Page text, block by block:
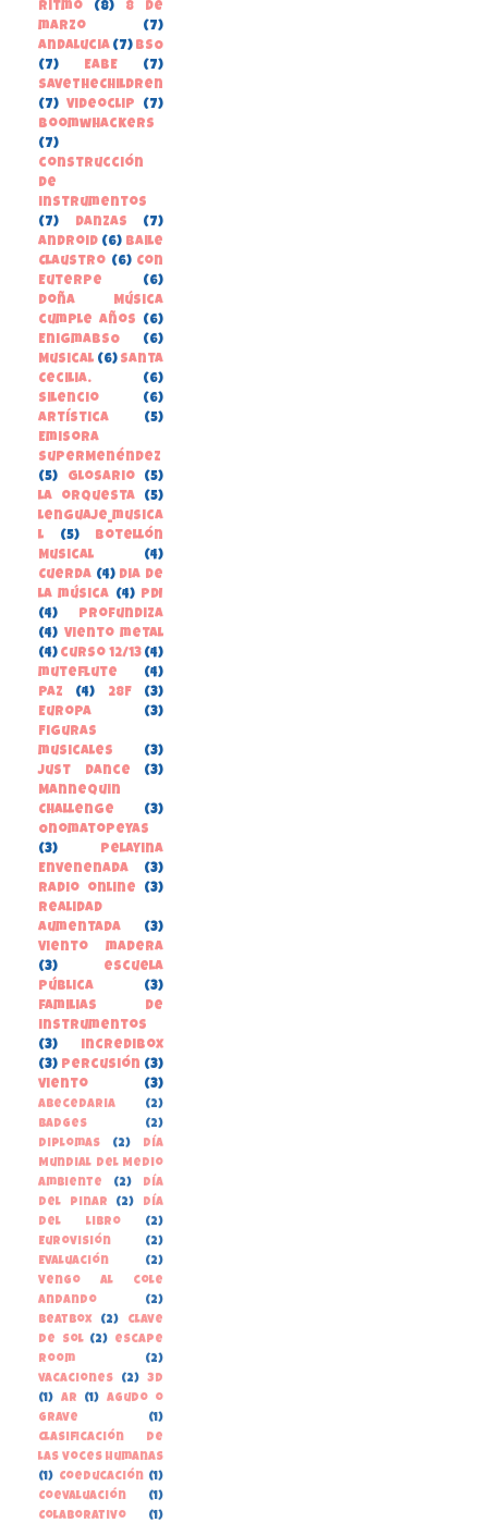
Ritmo (8)
8 de
marzo
(7)
Andalucia (7) BSO
(7)
EABE
(7)
SaveTheChildren
(7) Videoclip
(7)
boomwhackers
(7)
construcción
de
instrumentos
(7)
danzas
(7)
Android (6) Baile
Claustro (6) Con
Euterpe
(6)
Doña Música
cumple años
(6)
EnigmaBSO
(6)
Musical (6) Santa
Cecilia.
(6)
Silencio
(6)
Artística
(5)
Emisora
SuperMenéndez
(5)
Glosario
(5)
la orquesta
(5)
lenguaje_musica
l
(5)
Botellón
Musical
(4)
Cuerda (4) Dia de
la música (4) PDI
(4)
Profundiza
(4) Viento metal
(4) curso 12/13 (4)
muteflute
(4)
paz
(4) 28F
(3)
Europa
(3)
Figuras
musicales
(3)
Just Dance
(3)
Mannequin
Challenge
(3)
Onomatopeyas
(3)
Pelayina
Envenenada
(3)
Radio online
(3)
Realidad
Aumentada
(3)
Viento madera
(3)
escuela
pública
(3)
familias de
instrumentos
(3)
incredibox
(3) percusión (3)
viento
(3)
Abecedaria
(2)
Badges
(2)
Diplomas
(2)
Día
Mundial del Medio
Ambiente
(2)
Día
del Pinar
(2)
Día
del libro
(2)
Eurovisión
(2)
Evaluación
(2)
Vengo al cole
andando
(2)
beatbox
(2)
clave
de sol (2)
escape
room
(2)
vacaciones
(2)
3D
(1)
AR (1)
Agudo o
grave
(1)
Clasificación de
las voces humanas
(1) Coeducación (1)
Coevaluación
(1)
Colaborativo
(1)